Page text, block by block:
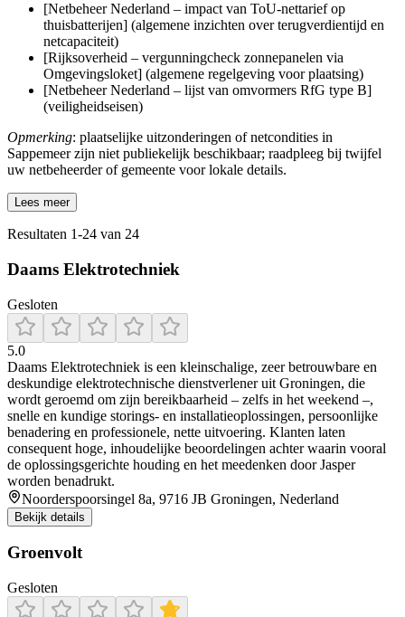
[Netbeheer Nederland – impact van ToU-nettarief op
thuisbatterijen] (algemene inzichten over terugverdientijd en
netcapaciteit)
[Rijksoverheid – vergunningcheck zonnepanelen via
Omgevingsloket] (algemene regelgeving voor plaatsing)
[Netbeheer Nederland – lijst van omvormers RfG type B]
(veiligheidseisen)
Opmerking: plaatselijke uitzonderingen of netcondities in
Sappemeer zijn niet publiekelijk beschikbaar; raadpleeg bij twijfel
uw netbeheerder of gemeente voor lokale details.
Lees meer
Resultaten 1-24 van 24
Daams Elektrotechniek
Gesloten
5.0
Daams Elektrotechniek is een kleinschalige, zeer betrouwbare en
deskundige elektrotechnische dienstverlener uit Groningen, die
wordt geroemd om zijn bereikbaarheid – zelfs in het weekend –,
snelle en kundige storings‑ en installatieoplossingen, persoonlijke
benadering en professionele, nette uitvoering. Klanten laten
consequent hoge, inhoudelijke beoordelingen achter waarin vooral
de oplossingsgerichte houding en het meedenken door Jasper
worden benadrukt.
Noorderspoorsingel 8a, 9716 JB Groningen, Nederland
Bekijk details
Groenvolt
Gesloten